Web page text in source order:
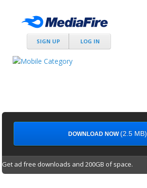
SIGN UP LOG IN
Get ad free downloads and 200GB of space.
DOWNLOAD NOW(2.5 MB)